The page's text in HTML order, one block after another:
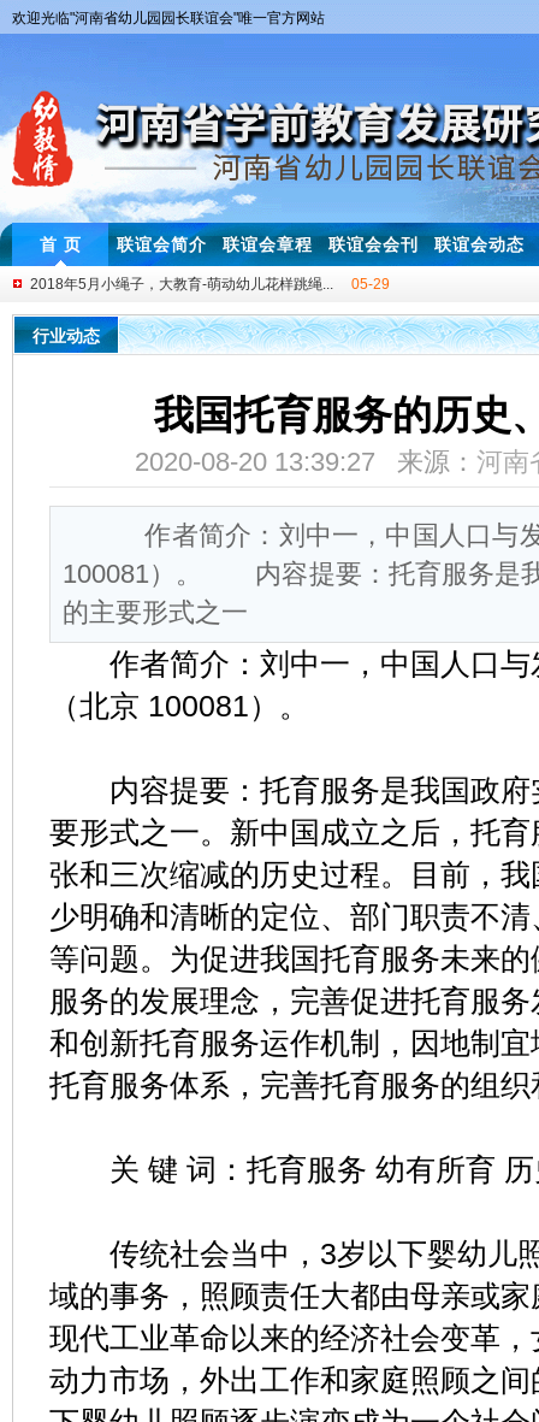
欢迎光临"河南省幼儿园园长联谊会"唯一官方网站
首 页 联谊会简介 联谊会章程 联谊会会刊 联谊会动态
2018年第七届中西部四省幼儿园名师教学交流... 11-20
幼儿教师基本功大赛一等奖获得者技能展示与... 01-08
2019年3月 “互动式”幼儿园音乐游戏教学... 03-05
2018年3月 幼儿园“体验式”教研培训圆满举行！ 03-30
2018年3月 河南省幼儿园安全管理及教学体... 03-25
2018年4月 “幼师专业素养提升研讨会”首... 04-28
行业动态
我国托育服务的历史
2020-08-20 13:39:27 来源： 河南
作者简介：刘中一，中国人口与
100081）。 内容提要：托育服务是
的主要形式之一
作者简介：刘中一，中国人口与
（北京 100081）。
内容提要：托育服务是我国政府
要形式之一。新中国成立之后，托
张和三次缩减的历史过程。目前，
少明确和清晰的定位、部门职责不
等问题。为促进我国托育服务未来
服务的发展理念，完善促进托育服
和创新托育服务运作机制，因地制
托育服务体系，完善托育服务的组
关 键 词：托育服务 幼有所育 历
传统社会当中，3岁以下婴幼儿
域的事务，照顾责任大都由母亲或
现代工业革命以来的经济社会变革
动力市场，外出工作和家庭照顾之